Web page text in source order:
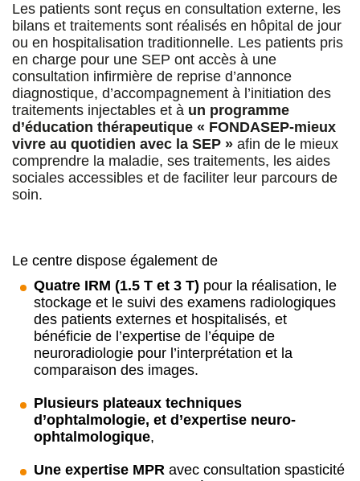
Les patients sont reçus en consultation externe, les
bilans et traitements sont réalisés en hôpital de jour
ou en hospitalisation traditionnelle. Les patients pris
en charge pour une SEP ont accès à une
consultation infirmière de reprise d’annonce
diagnostique, d’accompagnement à l’initiation des
traitements injectables et à un programme
d’éducation thérapeutique « FONDASEP-mieux
vivre au quotidien avec la SEP » afin de le mieux
comprendre la maladie, ses traitements, les aides
sociales accessibles et de faciliter leur parcours de
soin.
Le centre dispose également de
Quatre IRM (1.5 T et 3 T) pour la réalisation, le
stockage et le suivi des examens radiologiques
des patients externes et hospitalisés, et
bénéficie de l’expertise de l’équipe de
neuroradiologie pour l’interprétation et la
comparaison des images.
Plusieurs plateaux techniques
d’ophtalmologie, et d’expertise neuro-
ophtalmologique,
Une expertise MPR avec consultation spasticité